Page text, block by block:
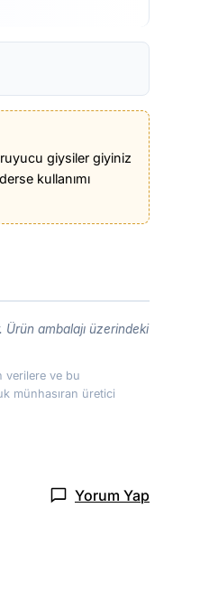
giysiler giyiniz
kullanımı
Ürün ambalajı üzerindeki
verilere ve bu
münhasıran üretici
Yorum Yap